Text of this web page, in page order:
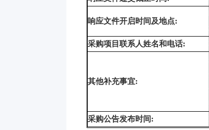
响应文件开启时间及地点:
采购项目联系人姓名和电话:
其他补充事宜:
采购公告发布时间: